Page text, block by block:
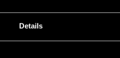
Details18 753 SEK